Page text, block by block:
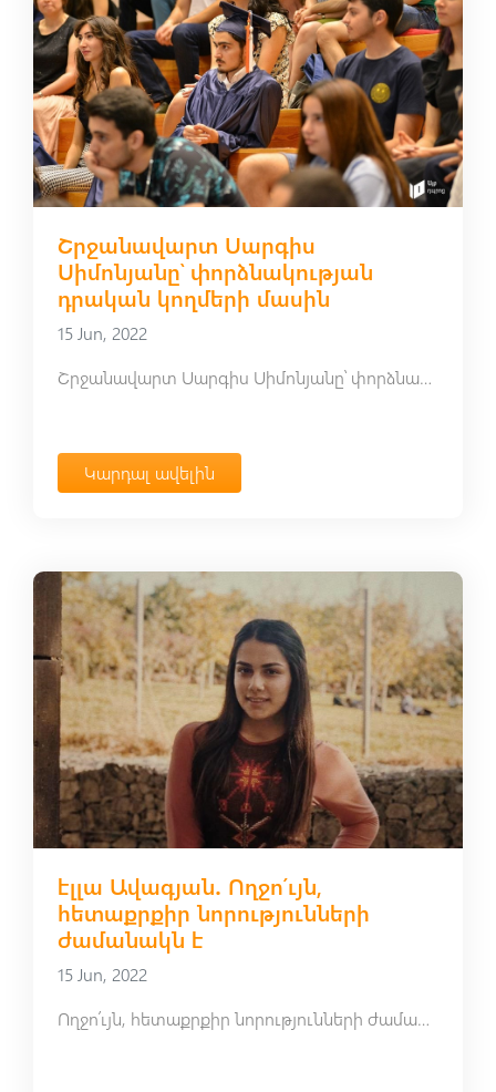
Շրջանավարտ Սարգիս
Սիմոնյանը՝ փորձնակության
դրական կողմերի մասին
15 Jun, 2022
Շրջանավարտ Սարգիս Սիմոնյանը՝ փորձնակության դրական կողմերի մասին
Կարդալ ավելին
էլլա Ավագյան․ Ողջո՛ւյն,
հետաքրքիր նորությունների
ժամանակն է
15 Jun, 2022
Ողջո՛ւյն, հետաքրքիր նորությունների ժամանակն է։